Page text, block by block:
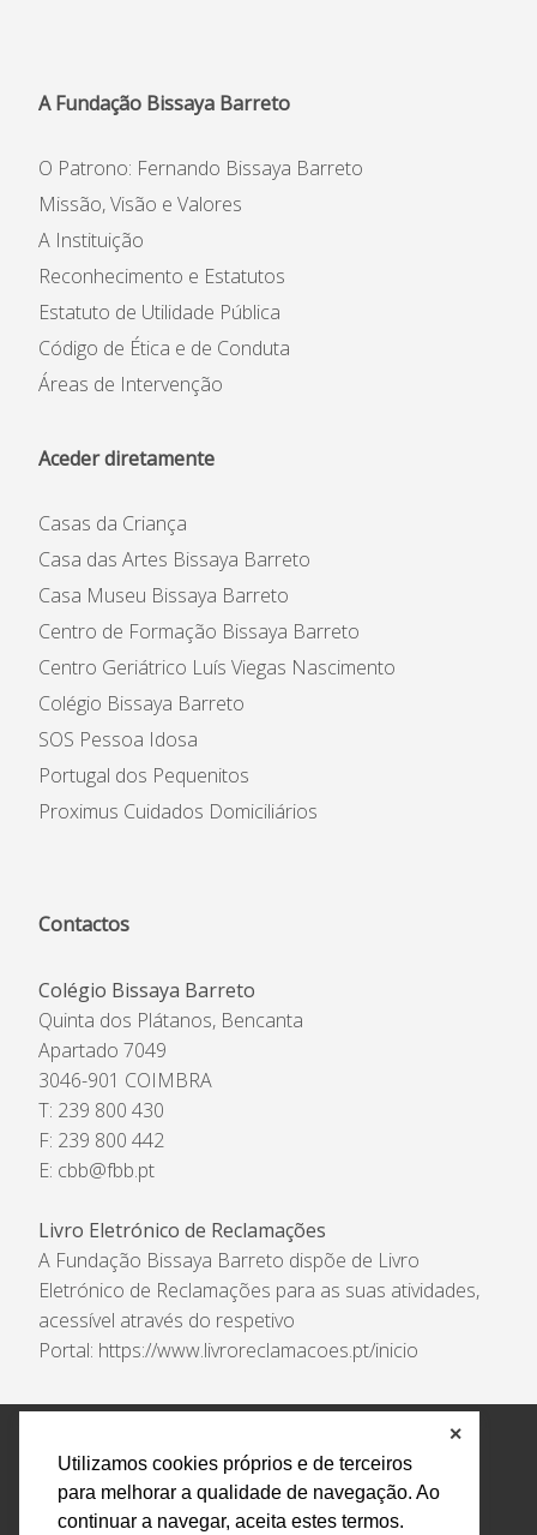
Utilizamos cookies próprios e de terceiros
para melhorar a qualidade de navegação. Ao
continuar a navegar, aceita estes termos.
✕
A Fundação Bissaya Barreto
O Patrono: Fernando Bissaya Barreto
Missão, Visão e Valores
A Instituição
Reconhecimento e Estatutos
Estatuto de Utilidade Pública
Código de Ética e de Conduta
Áreas de Intervenção
Aceder diretamente
Casas da Criança
Casa das Artes Bissaya Barreto
Casa Museu Bissaya Barreto
Centro de Formação Bissaya Barreto
Centro Geriátrico Luís Viegas Nascimento
Colégio Bissaya Barreto
SOS Pessoa Idosa
Portugal dos Pequenitos
Proximus Cuidados Domiciliários
Contactos
Colégio Bissaya Barreto
Quinta dos Plátanos, Bencanta
Apartado 7049
3046-901 COIMBRA
T: 239 800 430
F: 239 800 442
E: cbb@fbb.pt
Livro Eletrónico de Reclamações
A Fundação Bissaya Barreto dispõe de Livro
Eletrónico de Reclamações para as suas atividades,
acessível através do respetivo
Portal: https://www.livroreclamacoes.pt/inicio
Política de Privacidade e Tratamento de Dados
Encarregado de Proteção de Dados
Livro Eletrónico
de Reclamações
Canal de Denúncias